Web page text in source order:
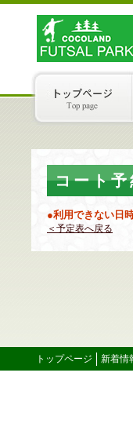
コート
●利用できない日時
＜予定表へ戻る
トップページ 新着情